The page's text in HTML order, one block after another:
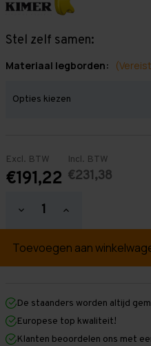
Stel zelf samen:
Materiaal legborden:
Excl. BTW
€191,22
Incl. BTW
€231,38
Hoeveelheid
verlagen
Grootvakstelling
mm
mm
x
1.200
mm
Hoeveelheid
verhogen
Grootvakstelling
mm
mm
1.200
mm
De staanders worden altijd
Europese top kwaliteit!
Klanten beoordelen ons met